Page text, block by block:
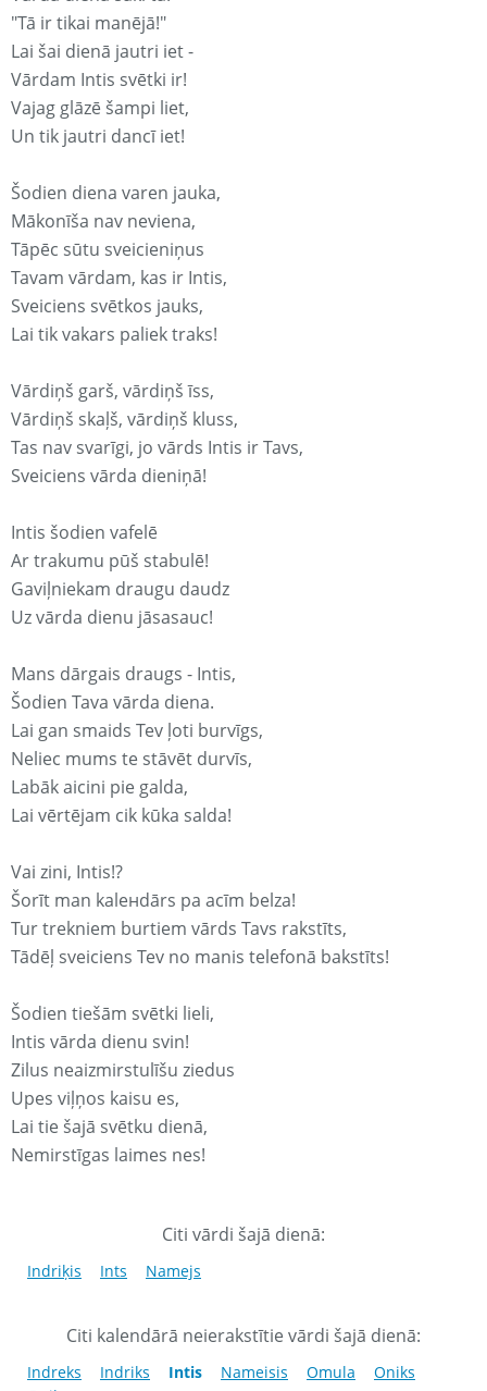
"Tā ir tikai manējā!"
Lai šai dienā jautri iet -
Vārdam Intis svētki ir!
Vajag glāzē šampi liet,
Un tik jautri dancī iet!
Šodien diena varen jauka,
Mākonīša nav neviena,
Tāpēc sūtu sveicieniņus
Tavam vārdam, kas ir Intis,
Sveiciens svētkos jauks,
Lai tik vakars paliek traks!
Vārdiņš garš, vārdiņš īss,
Vārdiņš skaļš, vārdiņš kluss,
Tas nav svarīgi, jo vārds Intis ir Tavs,
Sveiciens vārda dieniņā!
Intis šodien vafelē
Ar trakumu pūš stabulē!
Gaviļniekam draugu daudz
Uz vārda dienu jāsasauc!
Mans dārgais draugs - Intis,
Šodien Tava vārda diena.
Lai gan smaids Tev ļoti burvīgs,
Neliec mums te stāvēt durvīs,
Labāk aicini pie galda,
Lai vērtējam cik kūka salda!
Vai zini, Intis!?
Šorīt man kaleнdārs pa acīm belza!
Tur trekniem burtiem vārds Tavs rakstīts,
Tādēļ sveiciens Tev no manis telefonā bakstīts!
Šodien tiešām svētki lieli,
Intis vārda dienu svin!
Zilus neaizmirstulīšu ziedus
Upes viļņos kaisu es,
Lai tie šajā svētku dienā,
Nemirstīgas laimes nes!
Citi vārdi šajā dienā:
Indriķis Ints Namejs
Citi kalendārā neierakstītie vārdi šajā dienā:
Indreks Indriks Intis Nameisis Omula
Oniks